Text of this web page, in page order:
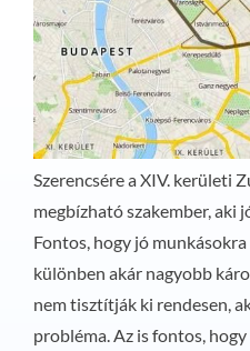
Szerencsére a XIV. kerületi
megbízható szakember, aki
Fontos, hogy jó
különben akár nagyobb
nem tisztítják ki rendesen,
probléma. Az is fontos,